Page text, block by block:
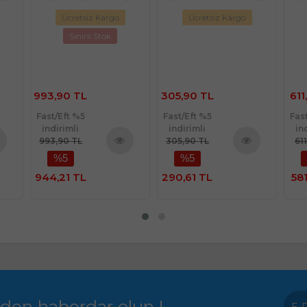
Ücretsiz Kargo
Sınırlı Stok
993,90 TL
Fast/Eft %5
indirimli
993,90 TL
%5
944,21 TL
Ücretsiz Kargo
305,90 TL
Fast/Eft %5
indirimli
305,90 TL
%5
290,61 TL